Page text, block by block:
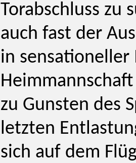
Torabschluss zu
auch fast der
in sensationeller
zu Gunsten des
letzten
sich auf dem